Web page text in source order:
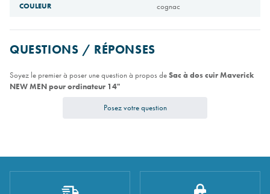
COULEUR cognac
QUESTIONS / RÉPONSES
Soyez le premier à poser une question à propos deSac à dos cuir Maverick
NEW MEN pour ordinateur 14"
Posez votre question